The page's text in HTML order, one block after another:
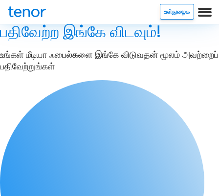
உள்நுழைக
பதிவேற்ற இங்கே விடவும்!
உங்கள் மீடியா ஃபைல்களை இங்கே விடுவதன் மூலம் அவற்றைப்
பதிவேற்றுங்கள்